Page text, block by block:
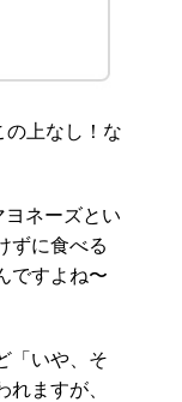
の上なし！な
ヨネーズとい
ずに食べる
ですよね〜
「いや、そ
ますが、